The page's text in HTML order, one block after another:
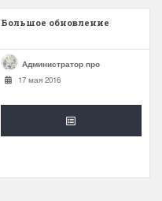
Большое обновление
Администратор про
17 мая 2016